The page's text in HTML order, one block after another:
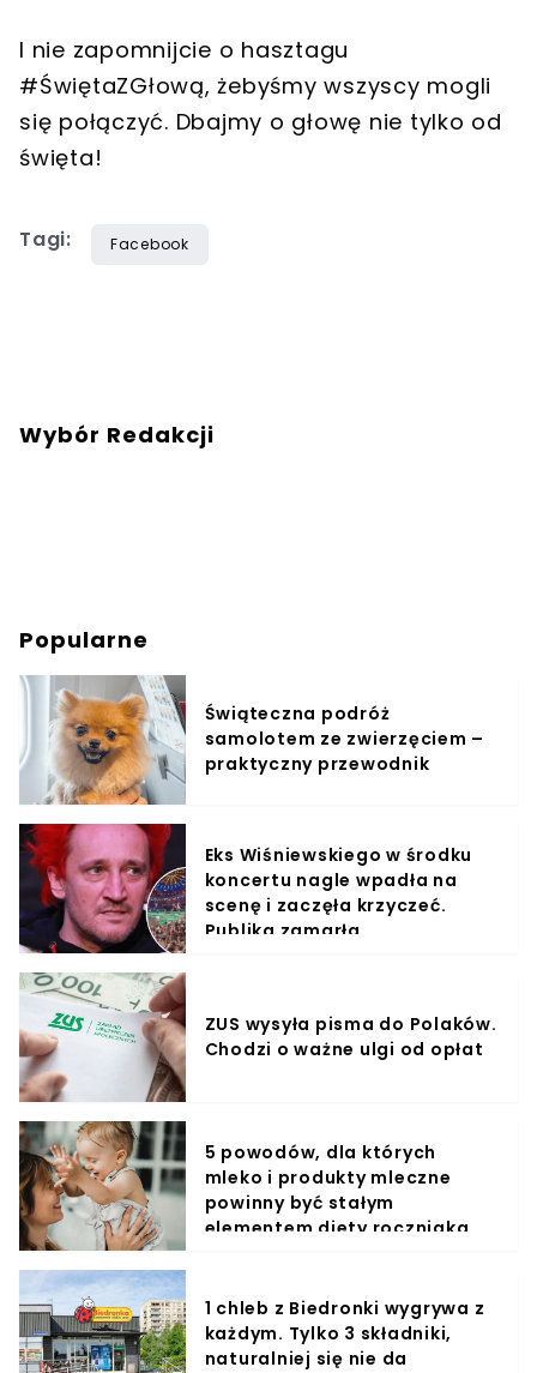
I nie zapomnijcie o hasztagu
#ŚwiętaZGłową, żebyśmy wszyscy mogli
się połączyć. Dbajmy o głowę nie tylko od
święta!
Tagi: Facebook
Wybór Redakcji
Popularne
Świąteczna podróż
samolotem ze zwierzęciem –
praktyczny przewodnik
Eks Wiśniewskiego w środku
koncertu nagle wpadła na
scenę i zaczęła krzyczeć.
Publika zamarła
ZUS wysyła pisma do Polaków.
Chodzi o ważne ulgi od opłat
5 powodów, dla których
mleko i produkty mleczne
powinny być stałym
elementem diety roczniaka
1 chleb z Biedronki wygrywa z
każdym. Tylko 3 składniki,
naturalniej się nie da